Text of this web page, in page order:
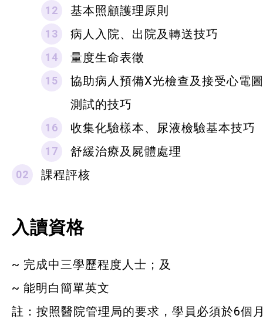
基本照顧護理原則
病人入院、出院及轉送技巧
量度生命表徵
協助病人預備X光檢查及接受心電圖
測試的技巧
收集化驗樣本、尿液檢驗基本技巧
舒緩治療及屍體處理
課程評核
入讀資格
~ 完成中三學歷程度人士；及
~ 能明白簡單英文
註：按照醫院管理局的要求，學員必須於6個